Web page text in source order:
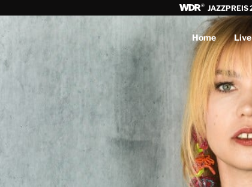
JAZZPREIS
Home Live